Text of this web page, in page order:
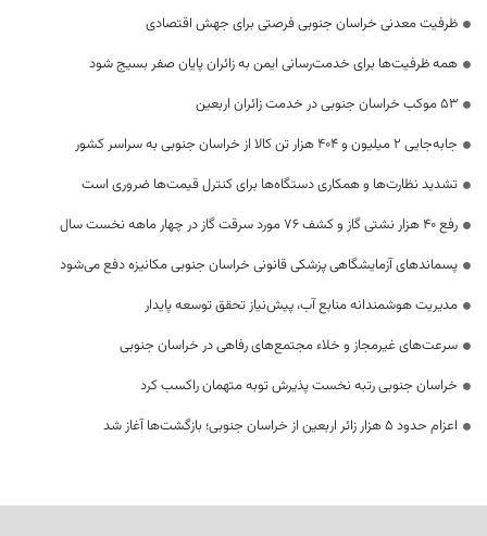
ظرفیت معدنی خراسان جنوبی فرصتی برای جهش اقتصادی
همه ظرفیت‌ها برای خدمت‌رسانی ایمن به زائران پایان صفر بسیج شود
53 موکب خراسان جنوبی در خدمت زائران اربعین
جابه‌جایی 2 میلیون و 404 هزار تن کالا از خراسان جنوبی به سراسر کشور
تشدید نظارت‌ها و همکاری دستگاه‌ها برای کنترل قیمت‌ها ضروری است
رفع 40 هزار نشتی گاز و کشف 76 مورد سرقت گاز در چهار ماهه نخست سال
پسماندهای آزمایشگاهی پزشکی قانونی خراسان جنوبی مکانیزه دفع می‌شود
مدیریت هوشمندانه منابع آب، پیش‌نیاز تحقق توسعه پایدار
سرعت‌های غیرمجاز و خلاء مجتمع‌های رفاهی در خراسان جنوبی
خراسان جنوبی رتبه نخست پذیرش توبه متهمان راکسب کرد
اعزام حدود 5 هزار زائر اربعین از خراسان جنوبی؛ بازگشت‌ها آغاز شد